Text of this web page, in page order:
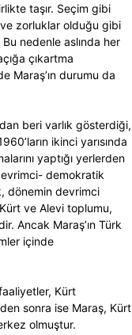
taşır. Seçim gibi
zorluklar olduğu gibi
nedenle aslında her
çıkartma
Maraş’ın durumu da
beri varlık gösterdiği,
ikinci yarısında
yaptığı yerlerden
demokratik
dönemin devrimci
ve Alevi toplumu,
Ancak Maraş’ın Türk
içinde
Kürt
sonra ise Maraş, Kürt
olmuştur.